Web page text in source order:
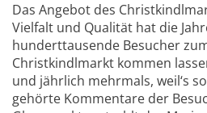
Das Angebot des
Vielfalt und Qualität hat die
hunderttausende Besucher
Christkindlmarkt kommen
und jährlich mehrmals, weil‘s
gehörte Kommentare der